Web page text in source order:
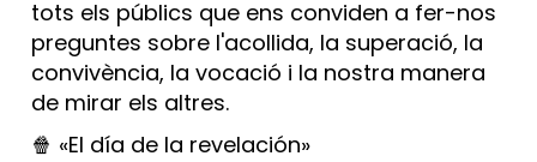
tots els públics que ens conviden a fer-nos
preguntes sobre l'acollida, la superació, la
convivència, la vocació i la nostra manera
de mirar els altres.
🍿 «El día de la revelación»